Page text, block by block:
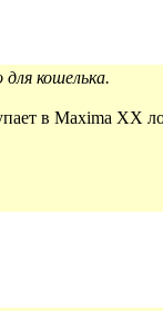
кошелька.
в Maxima XX